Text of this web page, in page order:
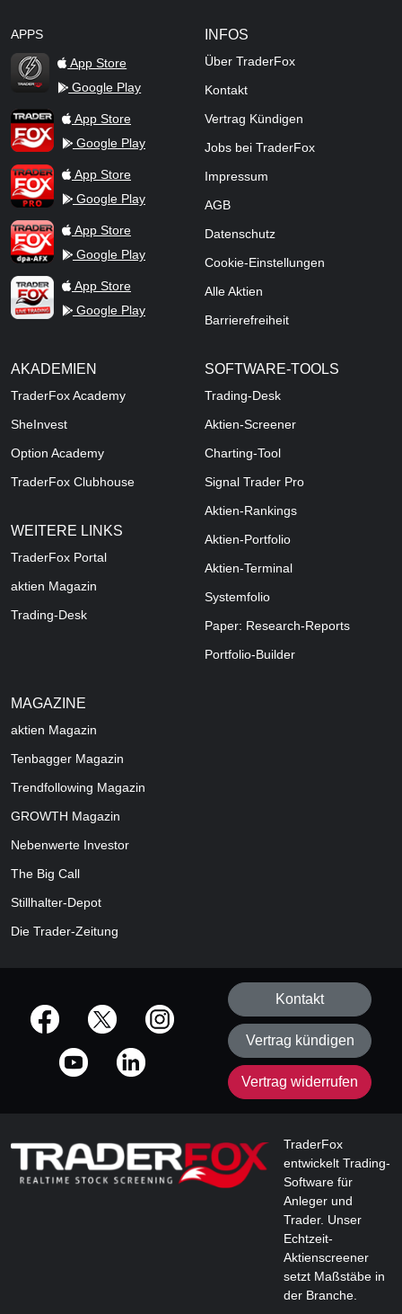
APPS
TraderFox Flash
App Store
Google Play
TraderFox AppApp Store
Google Play
TraderFox ProApp Store
Google Play
TraderFox dpa-AFX ProFeed
App Store
Google Play
TraderFox Live Trading
App Store
Google Play
INFOS
Über TraderFox
Kontakt
Vertrag Kündigen
Jobs bei TraderFox
Impressum
AGB
Datenschutz
Cookie-Einstellungen
Alle Aktien
Barrierefreiheit
AKADEMIEN
TraderFox Academy
SheInvest
Option Academy
TraderFox Clubhouse
WEITERE LINKS
TraderFox Portal
aktien Magazin
Trading-Desk
SOFTWARE-TOOLS
Trading-Desk
Aktien-Screener
Charting-Tool
Signal Trader Pro
Aktien-Rankings
Aktien-Portfolio
Aktien-Terminal
Systemfolio
Paper: Research-Reports
Portfolio-Builder
MAGAZINE
aktien Magazin
Tenbagger Magazin
Trendfollowing Magazin
GROWTH Magazin
Nebenwerte Investor
The Big Call
Stillhalter-Depot
Die Trader-Zeitung
offizielle Social Media-Accounts
Kontakt
Vertrag kündigen
Vertrag widerrufen
TraderFox
entwickelt Trading-
Software für
Anleger und
Trader. Unser
Echtzeit-
Aktienscreener
setzt Maßstäbe in
der Branche.